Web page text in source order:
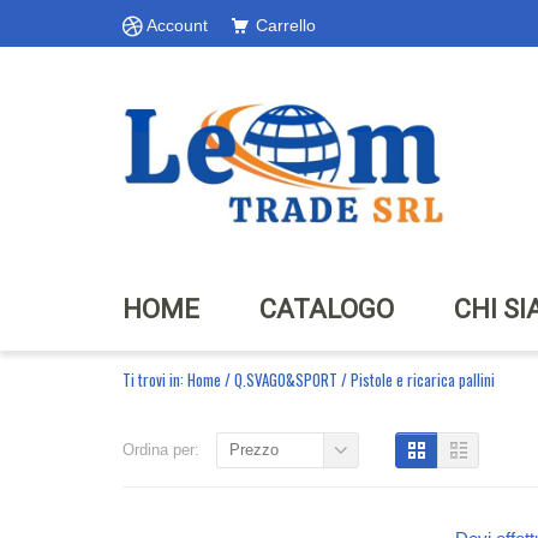
Account Carrello
HOME CATALOGO CHI
Ti trovi in: Home /Q.SVAGO&SPORT /Pistole e ricarica pallini
Ordina per: Prezzo